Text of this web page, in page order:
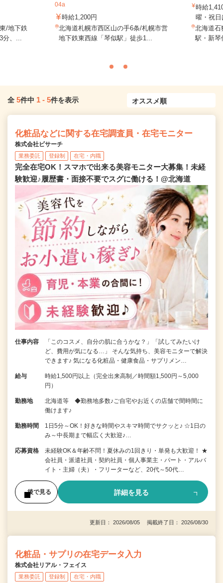
/地下鉄
、...
04a
時給1,200円
北海道札幌市西区山の手6条/札幌市営
地下鉄東西線「琴似駅」徒歩1...
時給
曜・祝
北海道石
駅・新琴
全 5件中 1 - 5件を表示
化粧品などに関する在宅調査員・在宅モニター
株式会社ビサーチ
業務委託 登録制 在宅・内職
完全在宅OK！スマホで出来る美容モニター大募集！未経
験歓迎♪履歴書・面接不要でスグに働ける！@北海道
仕事内容
「このコスメ、自分の肌に合うかな？」「試してみたいけ
ど、費用が気になる…」 そんな気持ち、美容モニターで解決
できます♪ 気になる化粧品・健康食品・サプリメン…
給与
時給1,500円以上（完全出来高制／時間額1,500円～5,000
円）
勤務地
北海道等 ◆勤務地多数♪ご自宅やお近くの店舗で間時間に
働けます♪
勤務時間
1日5分～OK！好きな時間やスキマ時間でサクッと♪ ☆1日の
み～中長期まで幅広く大歓迎♪…
応募資格
未経験OK＆年齢不問！夏休みの1回きり・単発も大歓迎！ ★
会社員・派遣社員・契約社員・個人事業主・パート・アルバ
イト・主婦（夫）・フリーターなど、20代～50代…
後で見る 詳細を見る
更新日： 2026/08/05 掲載終了日： 2026/08/30
化粧品・サプリの在宅データ入力
株式会社リアル・フェイス
業務委託 登録制 在宅・内職